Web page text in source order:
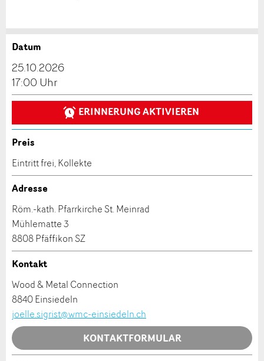
Anzeige beanstanden
Ihr Feedback wird sehr geschätzt!
Allgemeines Feedback
Anzeige nicht mehr gültig
Nachricht
Anzeige weiterempfehlen
Empfehlen Sie diese Anzeige an Freunde weiter.
* Eingabe erforderlich
ANZEIGE WEITEREMPFEHLEN
Schliessen
Reservation
Veranstaltungsdatum *:
Vorname / Nachname *:
Firma / Organisation:
Adresszusatz:
Strasse und Nr. *:
PLZ / Ort *:
Datum
25.10.2026
17:00 Uhr
ERINNERUNG AKTIVIEREN
Preis
Eintritt frei, Kollekte
Adresse
Röm.-kath. Pfarrkirche St. Meinrad
Mühlematte 3
8808 Pfäffikon SZ
Kontakt
Wood & Metal Connection
8840 Einsiedeln
joelle.sigrist@wmc-einsiedeln.ch
KONTAKTFORMULAR